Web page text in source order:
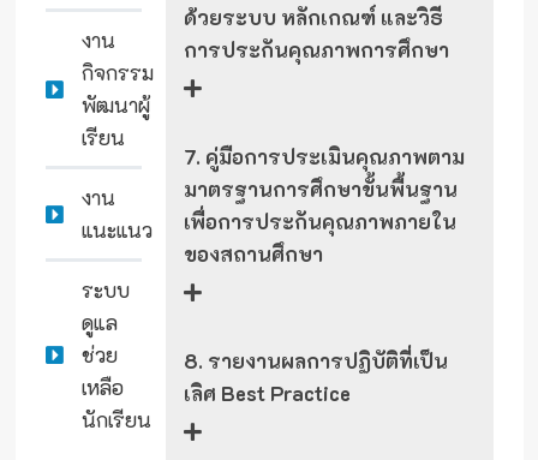
งาน
กิจกรรม
พัฒนาผู้
เรียน
งาน
แนะแนว
ระบบ
ดูแล
ช่วย
เหลือ
นักเรียน
ด้วยระบบ หลักเกณฑ์ และวิธี
การประกันคุณภาพการศึกษา
7. คู่มือการประเมินคุณภาพตาม
มาตรฐานการศึกษาขั้นพื้นฐาน
เพื่อการประกันคุณภาพภายใน
ของสถานศึกษา
8. รายงานผลการปฏิบัติที่เป็น
เลิศ Best Practice